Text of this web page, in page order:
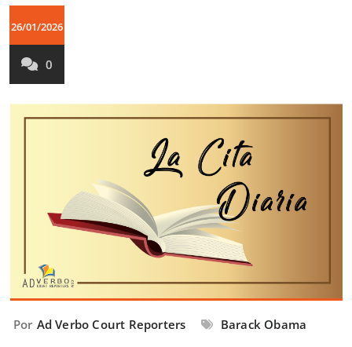
26/01/2026
0
Por Ad Verbo Court Reporters Barack Obama